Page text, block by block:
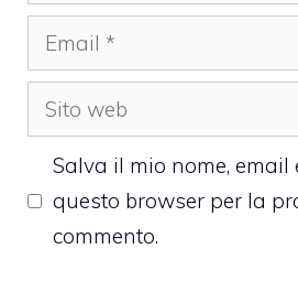
Email
Sito
web
Salva il mio nome, email
questo browser per la
commento.